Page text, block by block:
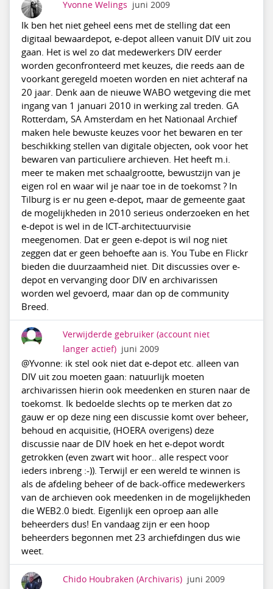
Yvonne Welings juni 2009
Ik ben het niet geheel eens met de stelling dat een
digitaal bewaardepot, e-depot alleen vanuit DIV uit zou
gaan. Het is wel zo dat medewerkers DIV eerder
worden geconfronteerd met keuzes, die reeds aan de
voorkant geregeld moeten worden en niet achteraf na
20 jaar. Denk aan de nieuwe WABO wetgeving die met
ingang van 1 januari 2010 in werking zal treden. GA
Rotterdam, SA Amsterdam en het Nationaal Archief
maken hele bewuste keuzes voor het bewaren en ter
beschikking stellen van digitale objecten, ook voor het
bewaren van particuliere archieven. Het heeft m.i.
meer te maken met schaalgrootte, bewustzijn van je
eigen rol en waar wil je naar toe in de toekomst ? In
Tilburg is er nu geen e-depot, maar de gemeente gaat
de mogelijkheden in 2010 serieus onderzoeken en het
e-depot is wel in de ICT-architectuurvisie
meegenomen. Dat er geen e-depot is wil nog niet
zeggen dat er geen behoefte aan is. You Tube en Flickr
bieden die duurzaamheid niet. Dit discussies over e-
depot en vervanging door DIV en archivarissen
worden wel gevoerd, maar dan op de community
Breed.
Verwijderde gebruiker (account niet
langer actief) juni 2009
@Yvonne: ik stel ook niet dat e-depot etc. alleen van
DIV uit zou moeten gaan: natuurlijk moeten
archivarissen hierin ook meedenken en sturen naar de
toekomst. Ik bedoelde slechts op te merken dat zo
gauw er op deze ning een discussie komt over beheer,
behoud en acquisitie, (HOERA overigens) deze
discussie naar de DIV hoek en het e-depot wordt
getrokken (even zwart wit hoor.. alle respect voor
ieders inbreng :-)). Terwijl er een wereld te winnen is
als de afdeling beheer of de back-office medewerkers
van de archieven ook meedenken in de mogelijkheden
die WEB2.0 biedt. Eigenlijk een oproep aan alle
beheerders dus! En vandaag zijn er een hoop
beheerders begonnen met 23 archiefdingen dus wie
weet.
Chido Houbraken (Archivaris) juni 2009